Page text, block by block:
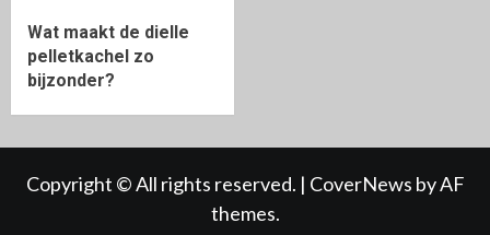
Wat maakt de dielle
pelletkachel zo
bijzonder?
Copyright © All rights reserved. | CoverNews by AF
themes.